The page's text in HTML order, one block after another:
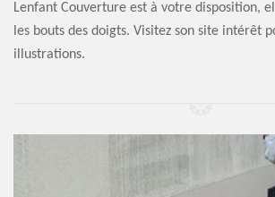
Lenfant Couverture est à votre disposition,
les bouts des doigts. Visitez son site intérêt
illustrations.